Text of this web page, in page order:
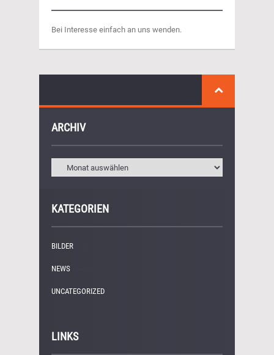
Bei Interesse einfach an uns wenden.
ARCHIV
KATEGORIEN
BILDER
NEWS
UNCATEGORIZED
LINKS